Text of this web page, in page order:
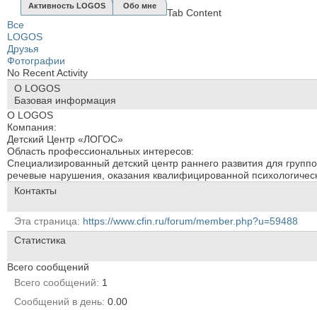
Активность LOGOS Обо мне
Tab Content
Все
LOGOS
Друзья
Фотографии
No Recent Activity
О LOGOS
Базовая информация
О LOGOS
Компания:
Детский Центр «ЛОГОС»
Область профессиональных интересов:
Специализированный детский центр раннего развития для
речевые нарушения, оказания квалифицированной
Контакты
Эта страница
https://www.cfin.ru/forum/member.php?u=59488
Статистика
Всего сообщений
Всего сообщений
1
Сообщений в день 0.00